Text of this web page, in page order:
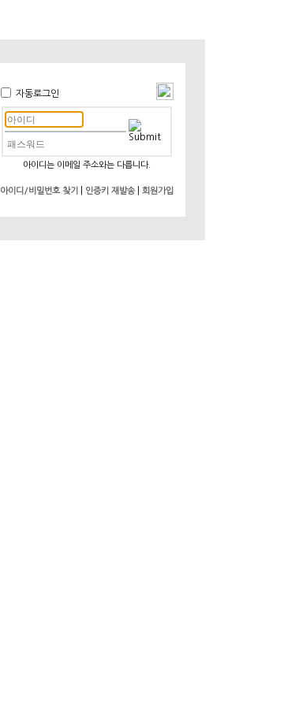
자동로그인
아이디는 이메일 주소와는 다릅니다.
아이디/비밀번호 찾기 인증키 재발송| 회원가입